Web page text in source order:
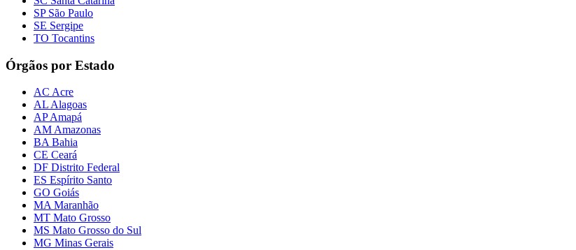
SP São Paulo
SE Sergipe
TO Tocantins
Órgãos por Estado
AC Acre
AL Alagoas
AP Amapá
AM Amazonas
BA Bahia
CE Ceará
DF Distrito Federal
ES Espírito Santo
GO Goiás
MA Maranhão
MT Mato Grosso
MS Mato Grosso do Sul
MG Minas Gerais